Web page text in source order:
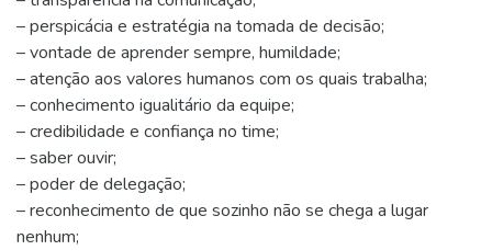
– perspicácia e estratégia na tomada de decisão;
– vontade de aprender sempre, humildade;
– atenção aos valores humanos com os quais trabalha;
– conhecimento igualitário da equipe;
– credibilidade e confiança no time;
– saber ouvir;
– poder de delegação;
– reconhecimento de que sozinho não se chega a lugar
nenhum;